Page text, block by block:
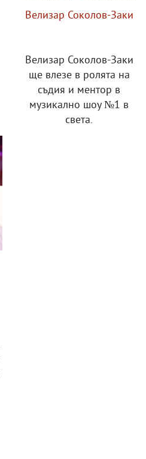
Велизар Соколов-Заки
Велизар Соколов-Заки
ще влезе в ролята на
съдия и ментор в
музикално шоу №1 в
света.